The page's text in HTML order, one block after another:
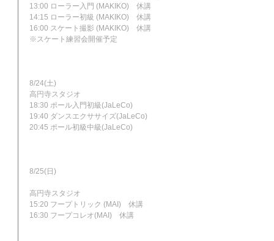
13:00 ローラー入門 (MAKIKO)　休講
14:15 ローラー初級 (MAKIKO)　休講
16:00 スケート撮影 (MAKIKO)　休講
※スケート練習会開催予定
8/24(土)
高円寺スタジオ
18:30 ポール入門初級(JaLeCo)
19:40 ダンスエクササイズ(JaLeCo)
20:45 ポール初級中級(JaLeCo)
8/25(日)
高円寺スタジオ
15:20 フープトリック (MAI)　休講
16:30 フープコレオ(MAI)　休講